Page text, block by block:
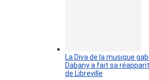
La Diva de la musique
Dabany a fait sa
de Libreville